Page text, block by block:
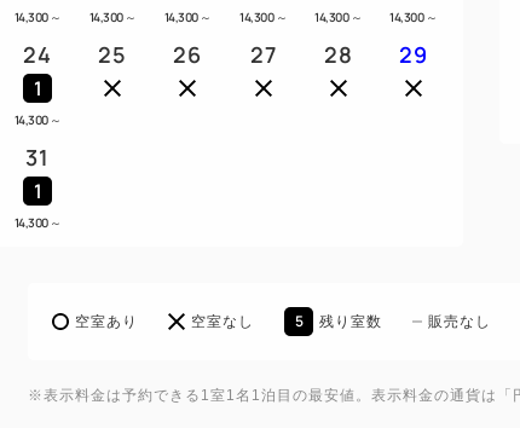
14,300 ～ 14,300 ～ 14,300 ～ 14,300 ～ 14,300 ～ 14,300 ～
24
1
14,300 ～
25 26 27 28 29
31
1
14,300 ～
空室あり 空室なし 5 残り室数 販売なし
※表示料金は予約できる1室1名1泊目の最安値。表示料金の通貨は「